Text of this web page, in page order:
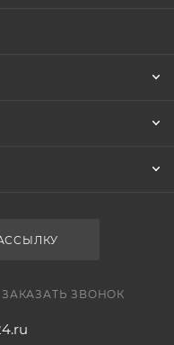
ЗАКАЗАТЬ ЗВОНОК